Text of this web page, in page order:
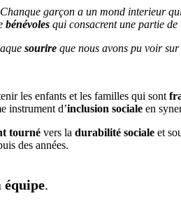
garçon a un mond interieur
bénévoles qui consacrent une partie de
sourire que nous avons pu voir
les enfants et les familles qui sont
instrument d’inclusion sociale en
tourné vers la durabilité sociale et
des années.
équipe.